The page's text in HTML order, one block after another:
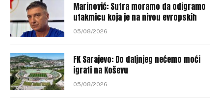
Marinović: Sutra moramo da odigramo
utakmicu koja je na nivou evropskih
05/08/2026
FK Sarajevo: Do daljnjeg nećemo moći
igrati na Koševu
05/08/2026